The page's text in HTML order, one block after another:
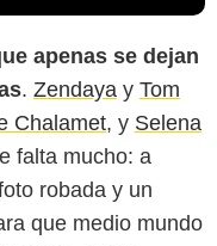
apenas se dejan
. Zendaya y Tom
Chalamet, y Selena
falta mucho: a
robada y un
que medio mundo